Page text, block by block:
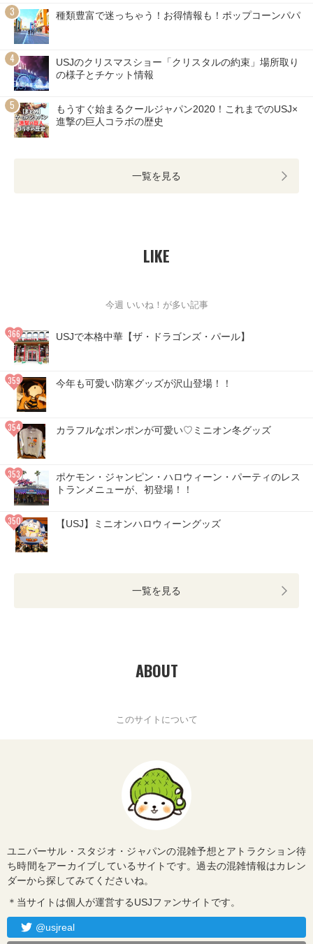
種類豊富で迷っちゃう！お得情報も！ポップコーンパパ
USJのクリスマスショー「クリスタルの約束」場所取り
の様子とチケット情報
もうすぐ始まるクールジャパン2020！これまでのUSJ×
進撃の巨人コラボの歴史
一覧を見る
LIKE
今週 いいね！が多い記事
USJで本格中華【ザ・ドラゴンズ・パール】
今年も可愛い防寒グッズが沢山登場！！
カラフルなポンポンが可愛い♡ミニオン冬グッズ
ポケモン・ジャンピン・ハロウィーン・パーティのレス
トランメニューが、初登場！！
【USJ】ミニオンハロウィーングッズ
一覧を見る
ABOUT
このサイトについて
ユニバーサル・スタジオ・ジャパンの混雑予想とアトラクション待
ち時間をアーカイブしているサイトです。過去の混雑情報はカレン
ダーから探してみてくださいね。
＊当サイトは個人が運営するUSJファンサイトです。
@usjreal